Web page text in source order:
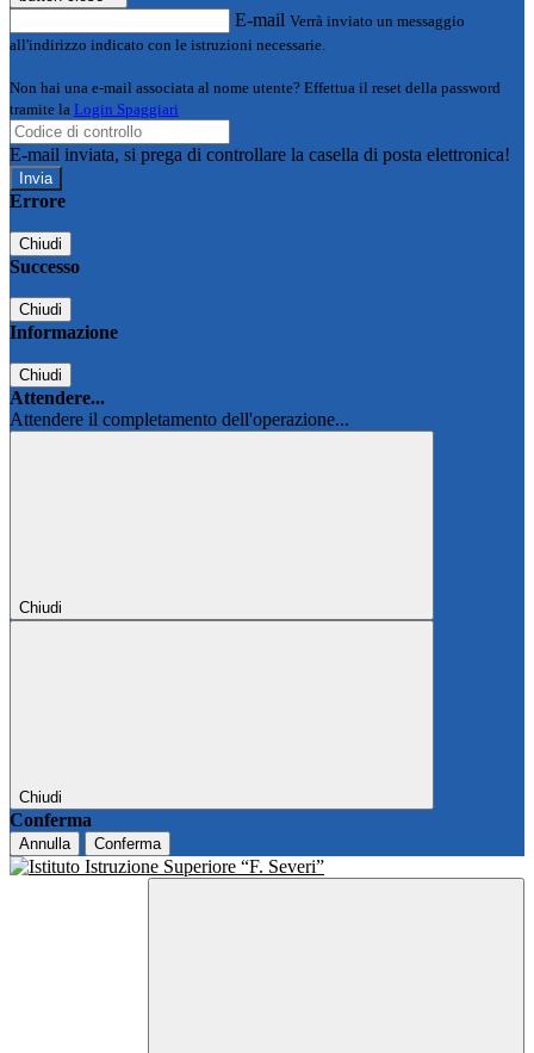
E-mail Verrà inviato un messaggio
all'indirizzo indicato con le istruzioni necessarie.
Non hai una e-mail associata al nome utente? Effettua il reset della password
tramite la Login Spaggiari
E-mail inviata, si prega di controllare la casella di posta elettronica!
Errore
Chiudi
Successo
Chiudi
Informazione
Chiudi
Attendere...
Attendere il completamento dell'operazione...
Chiudi
Chiudi
Conferma
Annulla Conferma